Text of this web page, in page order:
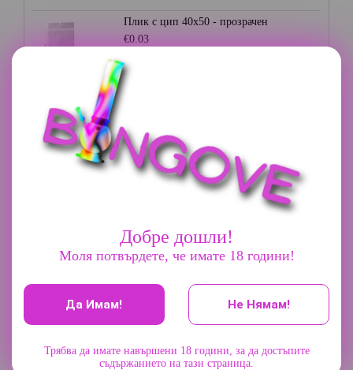
Плик с цип 40х50 - прозрачен
€0.03
Плик с цип 70х85 - прозрачен
Грайндер 3 части - Champ High
€7.67
Добре дошли!
Моля потвърдете, че имате 18 години!
Да Имам! Не Нямам!
Трябва да имате навършени 18 години, за да достъпите
съдържанието на тази страница.